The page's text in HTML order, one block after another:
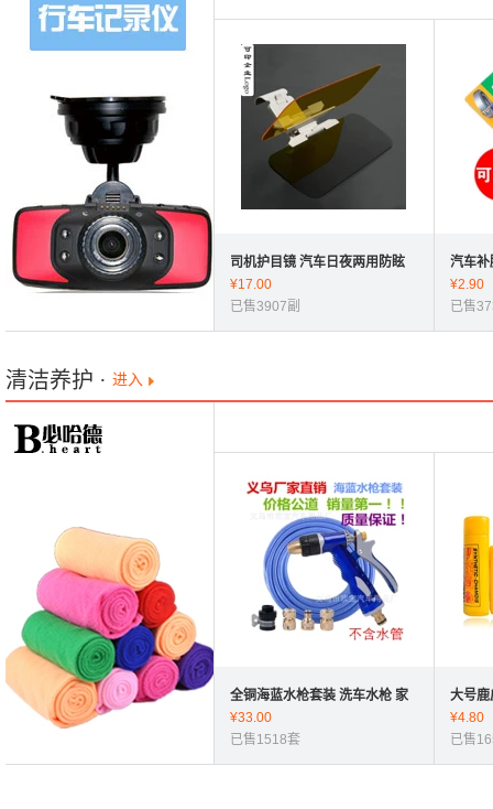
司机护目镜 汽车日夜两用防眩
镜 车载夜视镜 护眼宝 391g
¥17.00
已售3907副
汽车补
车摩托
发
¥2.90
已售
清洁养护 · 进入
全铜海蓝水枪套装 洗车水枪 家
车两用高压水枪 户外汽车用品
批发
¥33.00
已售1518套
大号鹿
洗车巾
¥4.80
已售